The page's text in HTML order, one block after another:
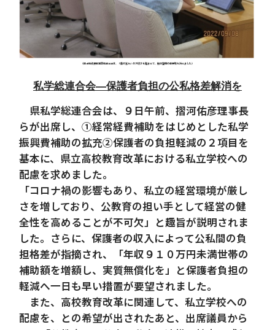
（県土地改良事業団体連合会は、「農の営み」の大切さを踏まえて、施設整備の重要性を訴えました）
私学総連合会―保護者負担の公私格差解消を
県私学総連合会は、９日午前、摺河佑彦理事長
らが出席し、①経常経費補助をはじめとした私学
振興費補助の拡充②保護者の負担軽減の２項目を
基本に、県立高校教育改革における私立学校への
配慮を求めました。
「コロナ禍の影響もあり、私立の経営環境が厳し
さを増しており、公教育の担い手として経営の健
全性を高めることが不可欠」と趣旨が説明されま
した。さらに、保護者の収入によって公私間の負
担格差が指摘され、「年収９１０万円未満世帯の
補助額を増額し、実質無償化を」と保護者負担の
軽減へ一日も早い措置が要望されました。
また、高校教育改革に関連して、私立学校への
配慮を、との希望が出されたあと、出席議員から